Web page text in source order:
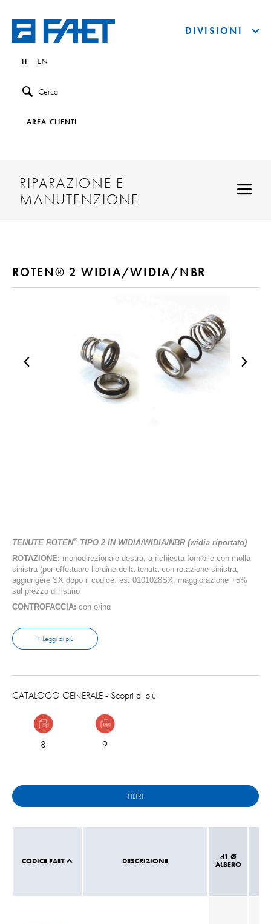
IT EN
Cerca
AREA CLIENTI
DIVISIONI
RIPARAZIONE E
MANUTENZIONE
ROTEN® 2 WIDIA/WIDIA/NBR
TENUTE ROTEN®TIPO 2 IN WIDIA/WIDIA/NBR (widia riportato)
ROTAZIONE: monodirezionale destra; a richiesta fornibile con molla
sinistra (per effettuare l’ordine della tenuta con rotazione sinistra,
aggiungere SX dopo il codice: es. 0101028SX; maggiorazione +5%
sul prezzo di listino
CONTROFACCIA: con oring
TEMPERATURA: -25°C +90°C
premuta).
+ Leggi di più
CATALOGO GENERALE- Scopri di più
8 9
FILTRI
CODICE FAET DESCRIZIONE
d1 Ø
ALBERO